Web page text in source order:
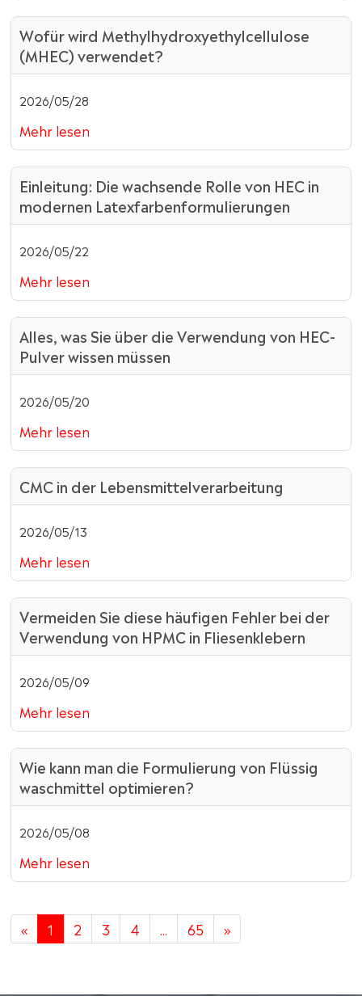
Wofür wird Methylhydroxyethylcellulose
(MHEC) verwendet?
2026/05/28
Mehr lesen
Einleitung: Die wachsende Rolle von HEC in
modernen Latexfarbenformulierungen
2026/05/22
Mehr lesen
Alles, was Sie über die Verwendung von HEC-
Pulver wissen müssen
2026/05/20
Mehr lesen
CMC in der Lebensmittelverarbeitung
2026/05/13
Mehr lesen
Vermeiden Sie diese häufigen Fehler bei der
Verwendung von HPMC in Fliesenklebern
2026/05/09
Mehr lesen
Wie kann man die Formulierung von Flüssig
waschmittel optimieren?
2026/05/08
Mehr lesen
« 1 2 3 4 ... 65 »